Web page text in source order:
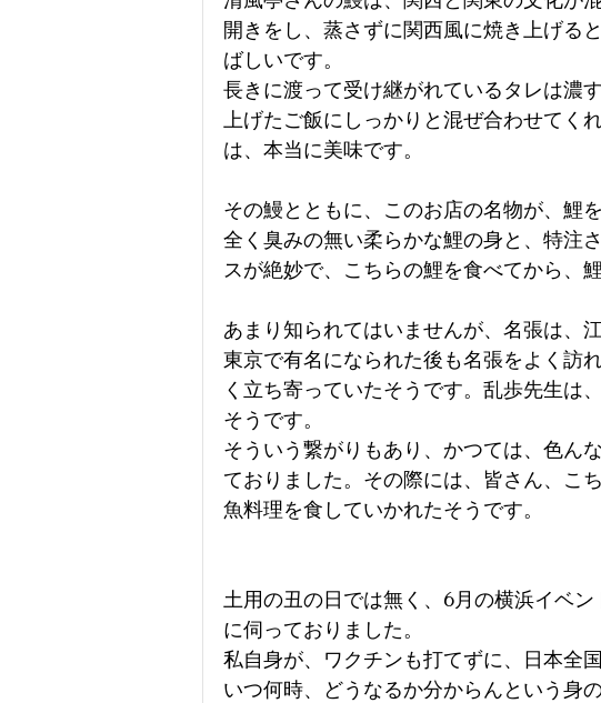
開きをし、蒸さずに関西風に焼き上げる
ばしいです。
長きに渡って受け継がれているタレは濃
上げたご飯にしっかりと混ぜ合わせてく
は、本当に美味です。
その鰻とともに、このお店の名物が、鯉
全く臭みの無い柔らかな鯉の身と、特注
スが絶妙で、こちらの鯉を食べてから、
あまり知られてはいませんが、名張は、
東京で有名になられた後も名張をよく訪
く立ち寄っていたそうです。乱歩先生は
そうです。
そういう繋がりもあり、かつては、色ん
ておりました。その際には、皆さん、こ
魚料理を食していかれたそうです。
土用の丑の日では無く、6月の横浜イベ
に伺っておりました。
私自身が、ワクチンも打てずに、日本全
いつ何時、どうなるか分からんという身